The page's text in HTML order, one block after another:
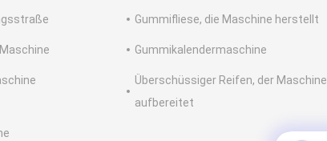
Gummifliese, die Maschine herstellt
Gummikalendermaschine
Überschüssiger Reifen, der Maschine
aufbereitet